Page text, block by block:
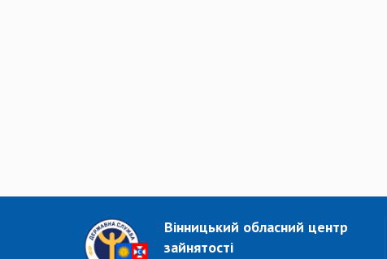
Вінницький обласний центр
зайнятості